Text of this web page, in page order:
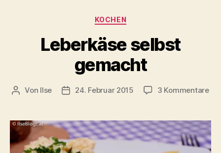
Kategorien
KOCHEN
Leberkäse selbst
gemacht
Beitragsautor
Von Ilse Beitragsdatum
24. Februar 2015 3 Kommentarezu